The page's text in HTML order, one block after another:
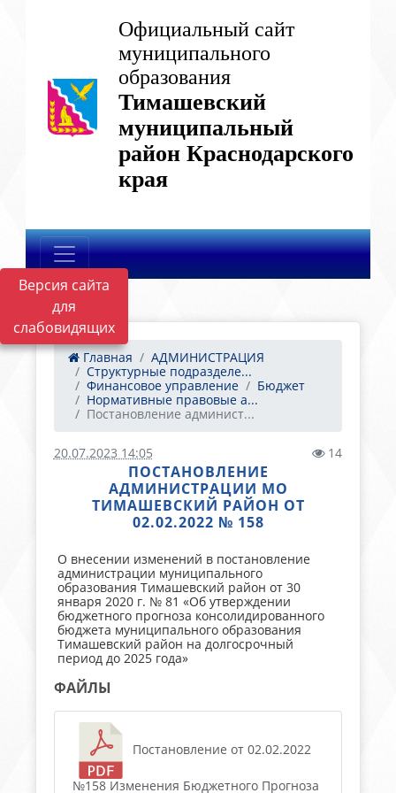
Версия сайта
для
слабовидящих
Официальный сайт
муниципального
образования
Тимашевский
муниципальный
район Краснодарского
края
Главная
АДМИНИСТРАЦИЯ
Структурные подразделе...
Финансовое управление
Бюджет
Нормативные правовые а...
Постановление админист...
20.07.2023 14:05 14
ПОСТАНОВЛЕНИЕ
АДМИНИСТРАЦИИ МО
ТИМАШЕВСКИЙ РАЙОН ОТ
02.02.2022 № 158
О внесении изменений в постановление
администрации муниципального
образования Тимашевский район от 30
января 2020 г. № 81 «Об утверждении
бюджетного прогноза консолидированного
бюджета муниципального образования
Тимашевский район на долгосрочный
период до 2025 года»
ФАЙЛЫ
Постановление от 02.02.2022
№158 Изменения Бюджетного Прогноза